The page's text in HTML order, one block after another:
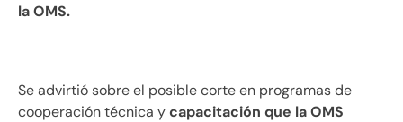
la OMS.
Se advirtió sobre el posible corte en programas de
cooperación técnica ycapacitación que la OMS